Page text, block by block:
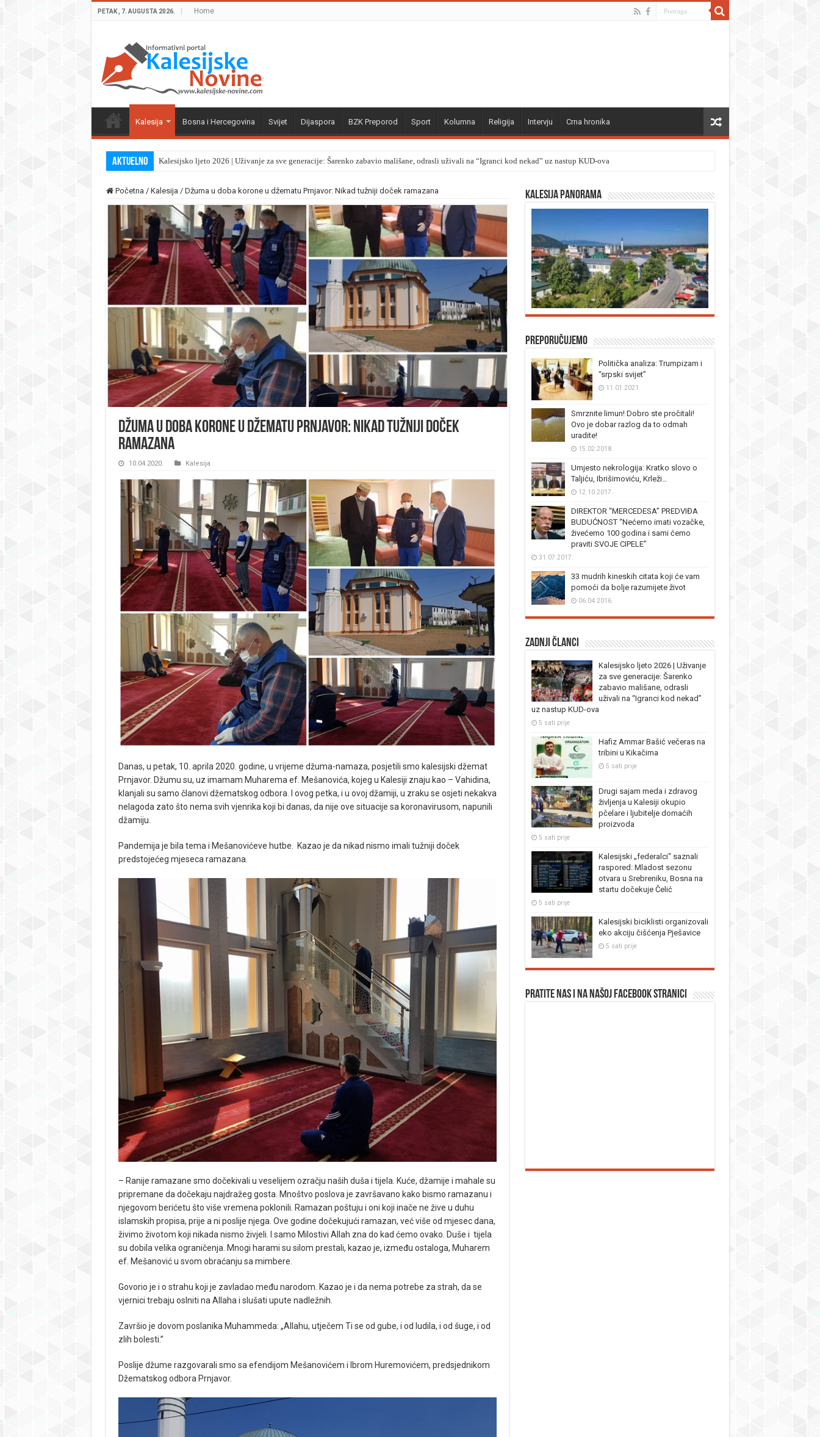
PETAK , 7. AUGUSTA 2026. Home
Kalesija Bosna i Hercegovina Svijet Dijaspora BZK Preporod Sport Kolumna Religija Intervju Crna hronika
Aktuelno Kalesijsko ljeto 2026 | Uživanje za sve generacije: Šarenko zabavio mališane, odrasli uživali na “Igranci kod nekad” uz nastup KUD-ova
Početna / Kalesija / Džuma u doba korone u džematu Prnjavor: Nikad tužniji doček ramazana
Džuma u doba korone u džematu Prnjavor: Nikad tužniji doček
ramazana
10.04.2020. Kalesija
Danas, u petak, 10. aprila 2020. godine, u vrijeme džuma-namaza, posjetili smo kalesijski džemat
Prnjavor. Džumu su, uz imamam Muharema ef. Mešanovića, kojeg u Kalesiji znaju kao – Vahidina,
klanjali su samo članovi džematskog odbora. I ovog petka, i u ovoj džamiji, u zraku se osjeti nekakva
nelagoda zato što nema svih vjenrika koji bi danas, da nije ove situacije sa koronavirusom, napunili
džamiju.
Pandemija je bila tema i Mešanovićeve hutbe. Kazao je da nikad nismo imali tužniji doček
predstojećeg mjeseca ramazana.
– Ranije ramazane smo dočekivali u veselijem ozračju naših duša i tijela. Kuće, džamije i mahale su
pripremane da dočekaju najdražeg gosta. Mnoštvo poslova je završavano kako bismo ramazanu i
njegovom berićetu što više vremena poklonili. Ramazan poštuju i oni koji inače ne žive u duhu
islamskih propisa, prije a ni poslije njega. Ove godine dočekujući ramazan, već više od mjesec dana,
živimo životom koji nikada nismo živjeli. I samo Milostivi Allah zna do kad ćemo ovako. Duše i tijela
su dobila velika ograničenja. Mnogi harami su silom prestali, kazao je, između ostaloga, Muharem
ef. Mešanović u svom obraćanju sa mimbere.
Govorio je i o strahu koji je zavladao među narodom. Kazao je i da nema potrebe za strah, da se
vjernici trebaju oslniti na Allaha i slušati upute nadležnih.
Završio je dovom poslanika Muhammeda: „Allahu, utječem Ti se od gube, i od ludila, i od šuge, i od
zlih bolesti.”
Poslije džume razgovarali smo sa efendijom Mešanovićem i Ibrom Huremovićem, predsjednikom
Džematskog odbora Prnjavor.
Kalesija panorama
Preporučujemo
Politička analiza: Trumpizam i
“srpski svijet”
11.01.2021.
Smrznite limun! Dobro ste pročitali!
Ovo je dobar razlog da to odmah
uradite!
15.02.2018.
Umjesto nekrologija: Kratko slovo o
Taljiću, Ibrišimoviću, Krleži…
12.10.2017.
DIREKTOR “MERCEDESA” PREDVIĐA
BUDUĆNOST “Nećemo imati vozačke,
živećemo 100 godina i sami ćemo
praviti SVOJE CIPELE”
31.07.2017.
33 mudrih kineskih citata koji će vam
pomoći da bolje razumijete život
06.04.2016.
Zadnji članci
Kalesijsko ljeto 2026 | Uživanje
za sve generacije: Šarenko
zabavio mališane, odrasli
uživali na “Igranci kod nekad”
uz nastup KUD-ova
5 sati prije
Hafiz Ammar Bašić večeras na
tribini u Kikačima
5 sati prije
Drugi sajam meda i zdravog
življenja u Kalesiji okupio
pčelare i ljubitelje domaćih
proizvoda
5 sati prije
Kalesijski „federalci“ saznali
raspored: Mladost sezonu
otvara u Srebreniku, Bosna na
startu dočekuje Čelić
5 sati prije
Kalesijski biciklisti organizovali
eko akciju čišćenja Pješavice
5 sati prije
Pratite nas i na našoj facebook stranici